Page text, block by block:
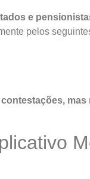
e
pelos
mas